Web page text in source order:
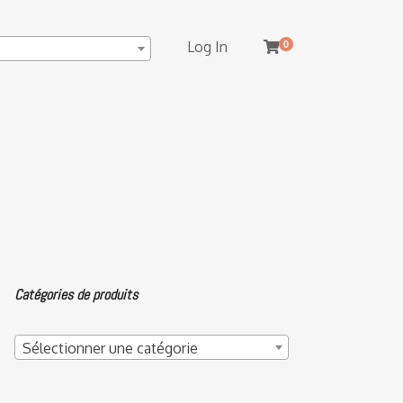
Log In 0
Catégories de produits
Sélectionner une catégorie